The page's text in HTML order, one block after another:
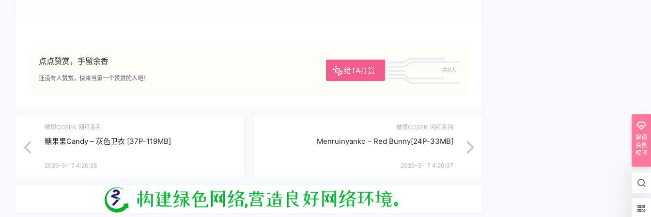
点点赞赏，手留余香
给TA打赏 共0人
还没有人赞赏，快来当第一个赞赏的人吧！
微博COSER 网红系列
糖果果Candy – 灰色卫衣 [37P-119MB]
2026-3-17 4:20:28
微博COSER 网红系列
Menruinyanko – Red Bunny[24P-33MB]
2026-3-17 4:20:37
解锁
会员
权限